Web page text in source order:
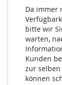
Da immer
bitte wir
warten,
Kunden
zur
können